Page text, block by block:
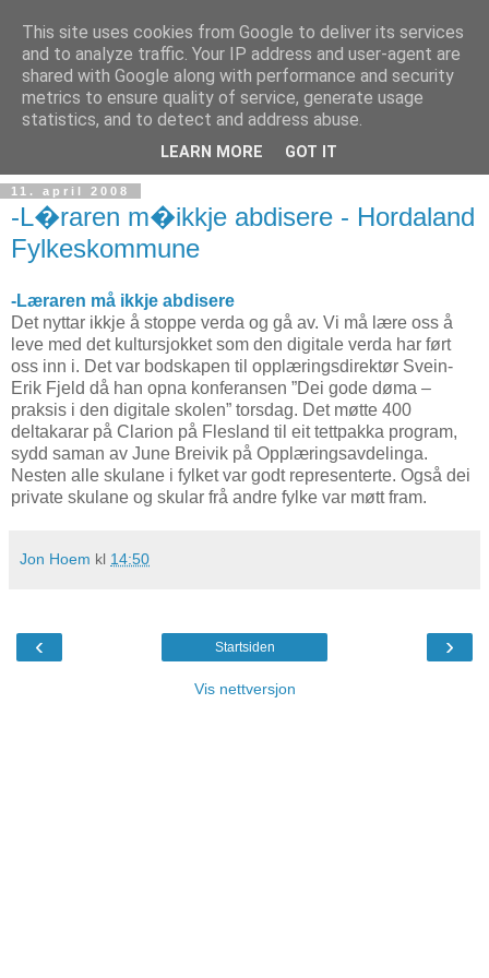
Teknologinyheter
11. april 2008
-L�raren m�ikkje abdisere - Hordaland
Fylkeskommune
-Læraren må ikkje abdisere
Det nyttar ikkje å stoppe verda og gå av. Vi må lære oss å
leve med det kultursjokket som den digitale verda har ført
oss inn i. Det var bodskapen til opplæringsdirektør Svein-
Erik Fjeld då han opna konferansen ”Dei gode døma –
praksis i den digitale skolen” torsdag. Det møtte 400
deltakarar på Clarion på Flesland til eit tettpakka program,
sydd saman av June Breivik på Opplæringsavdelinga.
Nesten alle skulane i fylket var godt representerte. Også dei
private skulane og skular frå andre fylke var møtt fram.
Jon Hoem kl 14:50
‹ ›
Startsiden
Vis nettversjon
This site uses cookies from Google to deliver its services
and to analyze traffic. Your IP address and user-agent are
shared with Google along with performance and security
metrics to ensure quality of service, generate usage
statistics, and to detect and address abuse.
LEARN MORE GOT IT